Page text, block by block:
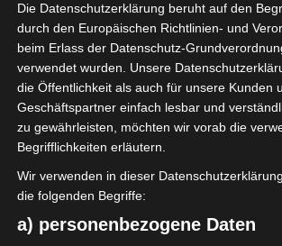
ENDERGEBNIS
Stade Hédi-Enneifer
TORE
Tor
B. Mejri
60'
A. Ben
Die Datenschutzerklärung beruht auf den
durch den Europäischen Richtlinien- und
beim Erlass der Datenschutz-
verwendet wurden. Unsere
die Öffentlichkeit als auch für unsere Kunden
Geschäftspartner einfach lesbar und
zu gewährleisten, möchten wir vorab die
Begrifflichkeiten erläutern.
Wir verwenden in dieser
die folgenden Begriffe:
a) personenbezogene Daten